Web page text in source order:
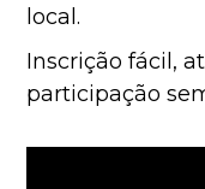
local.
Inscrição fácil,
participação